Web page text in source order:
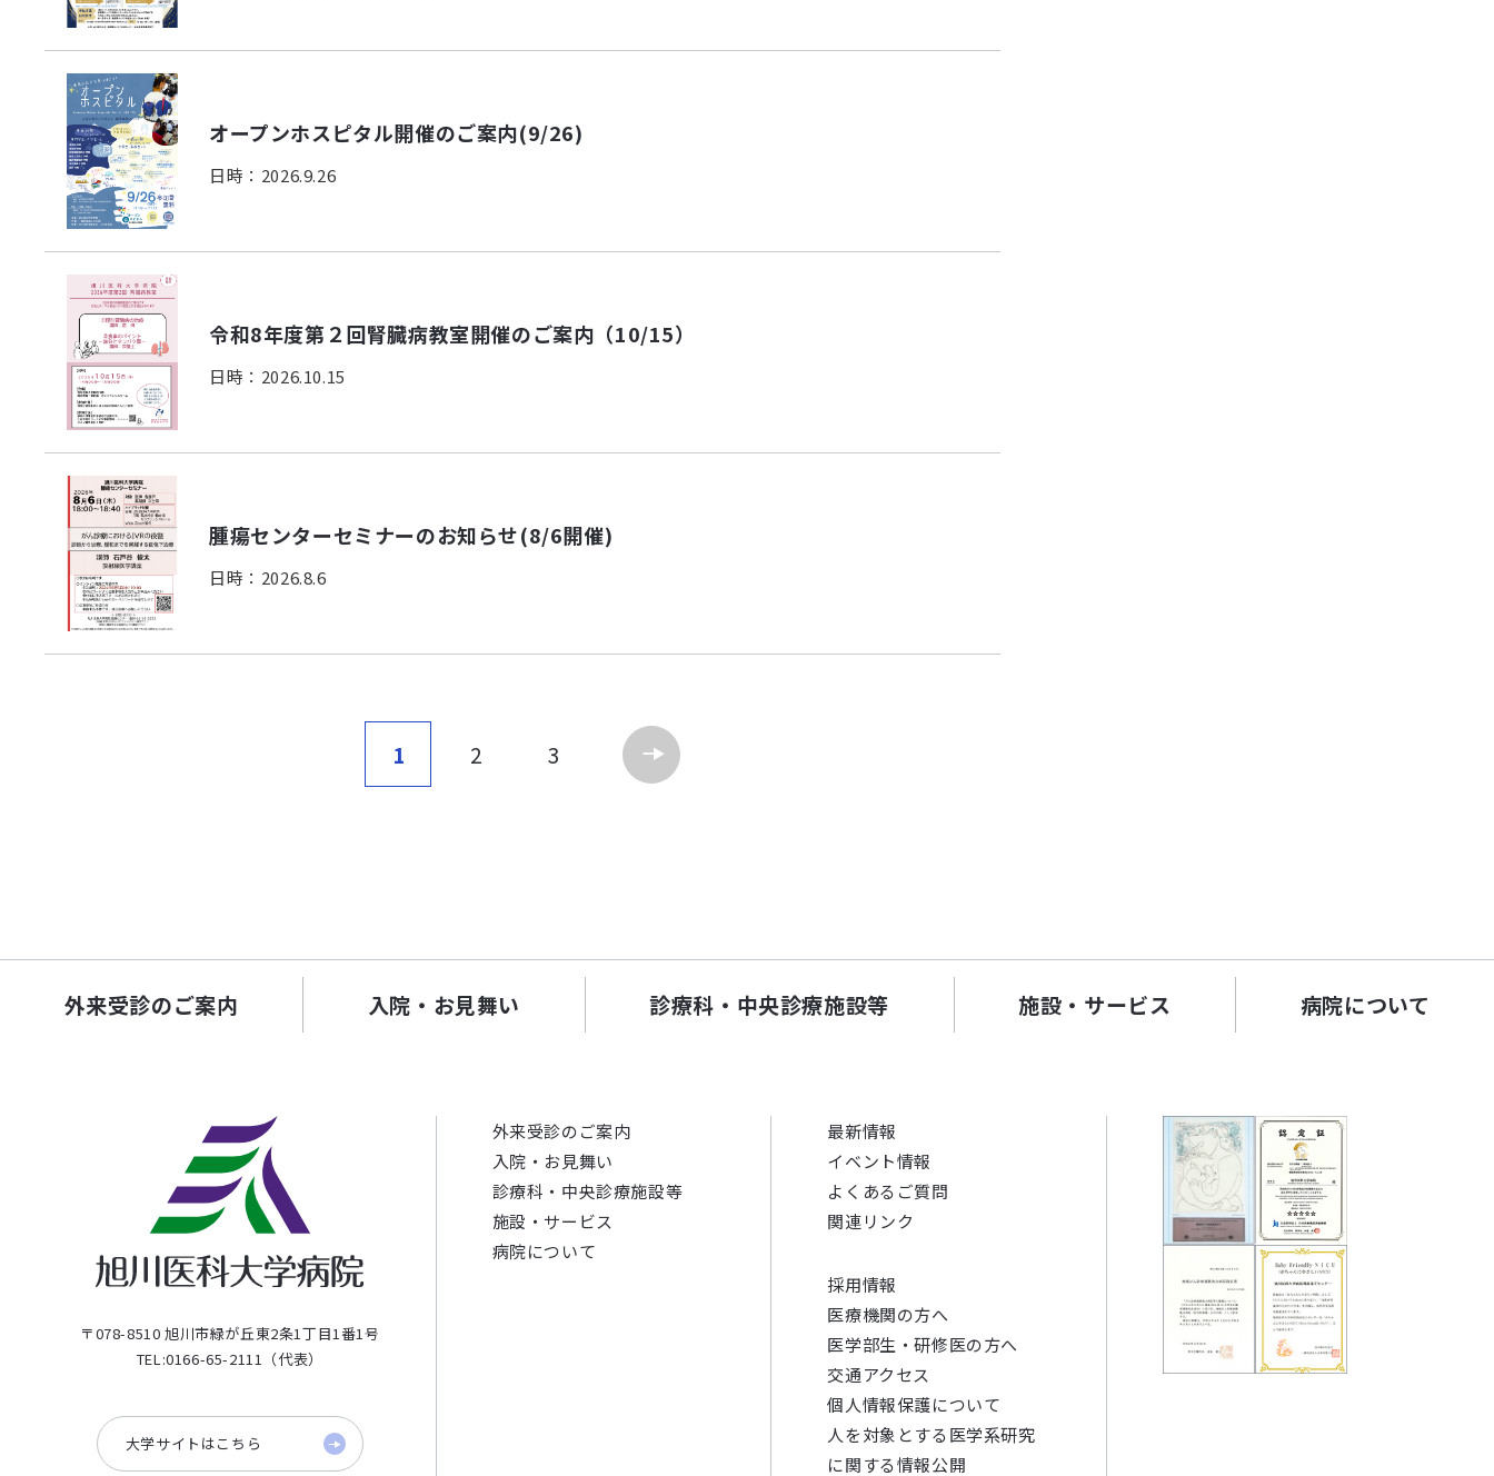
オープンホスピタル開催のご案内(9/26)
日時：2026.9.26
令和8年度第２回腎臓病教室開催のご案内（10/15）
日時：2026.10.15
腫瘍センターセミナーのお知らせ(8/6開催)
日時：2026.8.6
1 2 3
外来受診のご案内 入院・お見舞い 診療科・中央診療施設等 施設・サービス 病院について
〒078-8510 旭川市緑が丘東2条1丁目1番1号
TEL:0166-65-2111（代表）
大学サイトはこちら
外来受診のご案内
入院・お見舞い
診療科・中央診療施設等
施設・サービス
病院について
最新情報
イベント情報
よくあるご質問
関連リンク
採用情報
医療機関の方へ
医学部生・研修医の方へ
交通アクセス
個人情報保護について
人を対象とする医学系研究
に関する情報公開